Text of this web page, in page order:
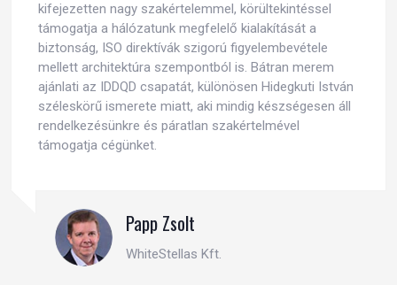
kifejezetten nagy szakértelemmel, körültekintéssel
támogatja a hálózatunk megfelelő kialakítását a
biztonság, ISO direktívák szigorú figyelembevétele
mellett architektúra szempontból is. Bátran merem
ajánlati az IDDQD csapatát, különösen Hidegkuti István
széleskörű ismerete miatt, aki mindig készségesen áll
rendelkezésünkre és páratlan szakértelmével
támogatja cégünket.
Papp Zsolt
WhiteStellas Kft.